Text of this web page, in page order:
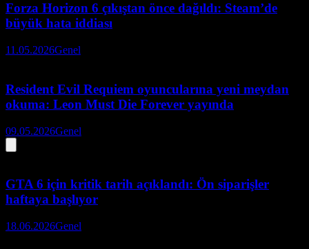
Forza Horizon 6 çıkıştan önce dağıldı: Steam’de
büyük hata iddiası
11.05.2026Genel
Resident Evil Requiem oyuncularına yeni meydan
okuma: Leon Must Die Forever yayında
09.05.2026Genel
GTA 6 için kritik tarih açıklandı: Ön siparişler
haftaya başlıyor
18.06.2026Genel